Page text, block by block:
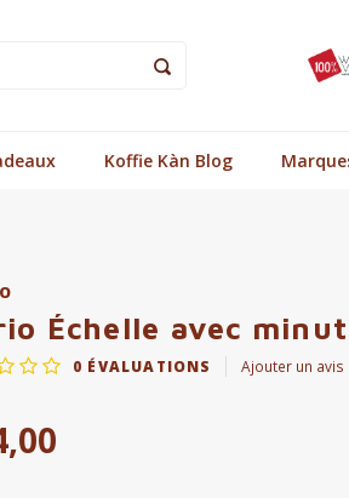
Koffie Kàn Blog
Échelle avec
0 ÉVALUATIONS Ajouter un avis